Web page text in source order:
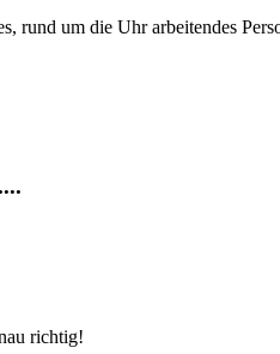
rund um die Uhr arbeitendes
richtig!